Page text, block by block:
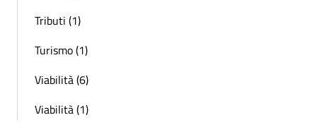
Tributi (1)
Turismo (1)
Viabilità (6)
Viabilità (1)